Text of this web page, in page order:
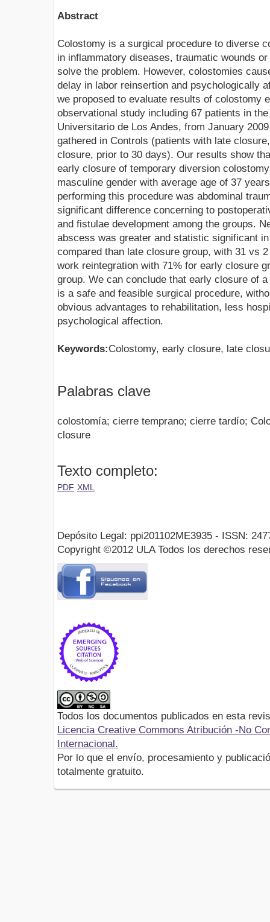
Abstract
Colostomy is a surgical procedure to diverse
in inflammatory diseases, traumatic wounds
solve the problem. However, colostomies
delay in labor reinsertion and psychologically
we proposed to evaluate results of colostomy
observational study including 67 patients in
Universitario de Los Andes, from January
gathered in Controls (patients with late
closure, prior to 30 days). Our results show
early closure of temporary diversion
masculine gender with average age of 37
performing this procedure was abdominal
significant difference concerning to
and fistulae development among the groups.
abscess was greater and statistic significant
compared than late closure group, with 31 vs
work reintegration with 71% for early closure
group. We can conclude that early closure of
is a safe and feasible surgical procedure,
obvious advantages to rehabilitation, less
psychological affection.
Keywords:Colostomy, early closure, late
Palabras clave
colostomía; cierre temprano; cierre tardío;
closure
Texto completo:
PDF XML
Depósito Legal: ppi201102ME3935 - ISSN:
Copyright ©2012 ULA Todos los derechos
Todos los documentos publicados en esta
Licencia Creative Commons Atribución -No
Internacional.
Por lo que el envío, procesamiento y
totalmente gratuito.